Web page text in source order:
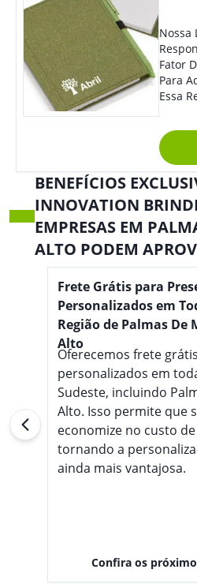
Nossa
Fator
Para
Essa
Se
BENEFÍCIOS
INNOVATION
EMPRESAS EM
ALTO PODEM
Frete Grátis para
Personalizados em
Região de Palmas De
Alto
Oferecemos frete
personalizados em
Sudeste, incluindo
Alto. Isso permite que
economize no custo
tornando a
ainda mais vantajosa.
Confira os